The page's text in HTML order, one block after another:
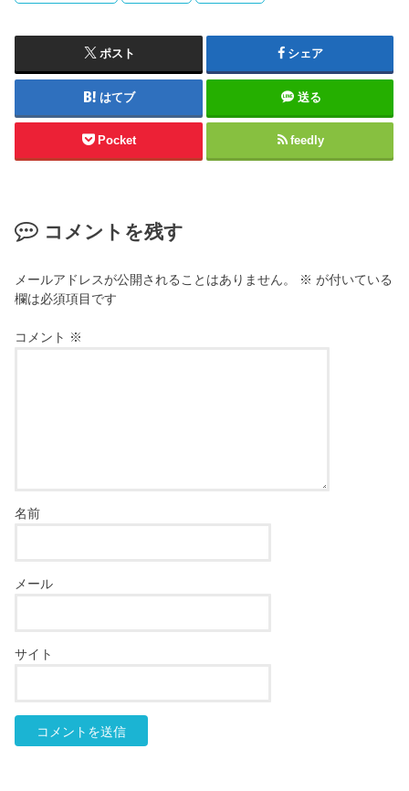
ポスト シェア
はてブ 送る
Pocket feedly
コメントを残す
メールアドレスが公開されることはありません。 ※ が付いている
欄は必須項目です
コメント ※
名前
メール
サイト